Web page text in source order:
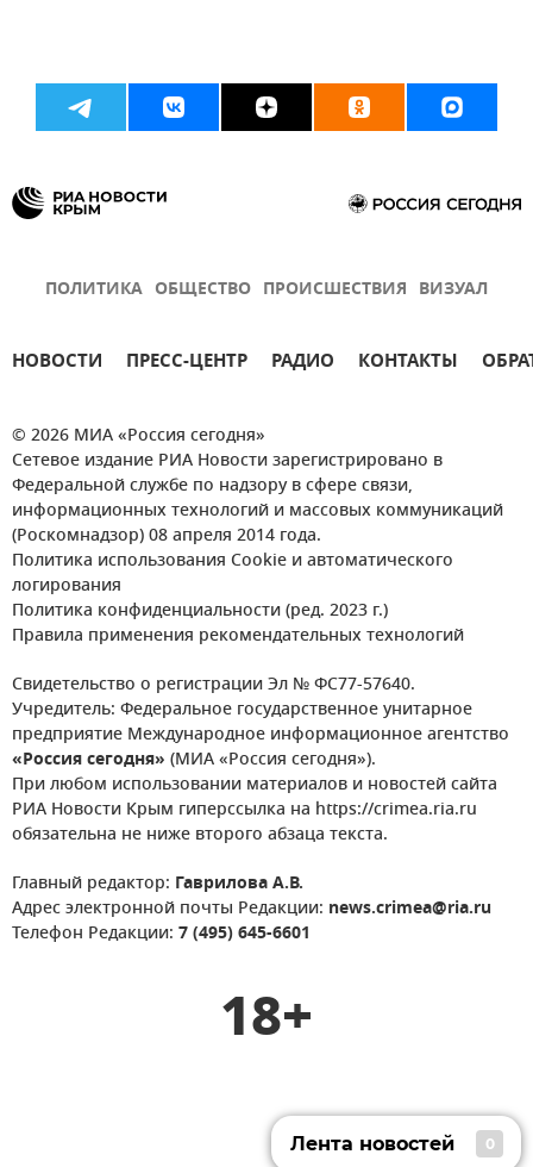
ПОЛИТИКА ОБЩЕСТВО ПРОИСШЕСТВИЯ ВИЗУАЛ
НОВОСТИ ПРЕСС-ЦЕНТР РАДИО КОНТАКТЫ
© 2026 МИА «Россия сегодня»
Сетевое издание РИА Новости зарегистрировано в
Федеральной службе по надзору в сфере связи,
информационных технологий и массовых коммуникаций
(Роскомнадзор) 08 апреля 2014 года.
Политика использования Cookie и автоматического
логирования
Политика конфиденциальности (ред. 2023 г.)
Правила применения рекомендательных технологий
Свидетельство о регистрации Эл № ФС77-57640.
Учредитель: Федеральное государственное унитарное
предприятие Международное информационное агентство
«Россия сегодня» (МИА «Россия сегодня»).
При любом использовании материалов и новостей сайта
РИА Новости Крым гиперссылка на https://crimea.ria.ru
обязательна не ниже второго абзаца текста.
Главный редактор: Гаврилова А.В.
Адрес электронной почты Редакции: news.crimea@ria.ru
Телефон Редакции: 7 (495) 645-6601
18+
Лента новостей 0